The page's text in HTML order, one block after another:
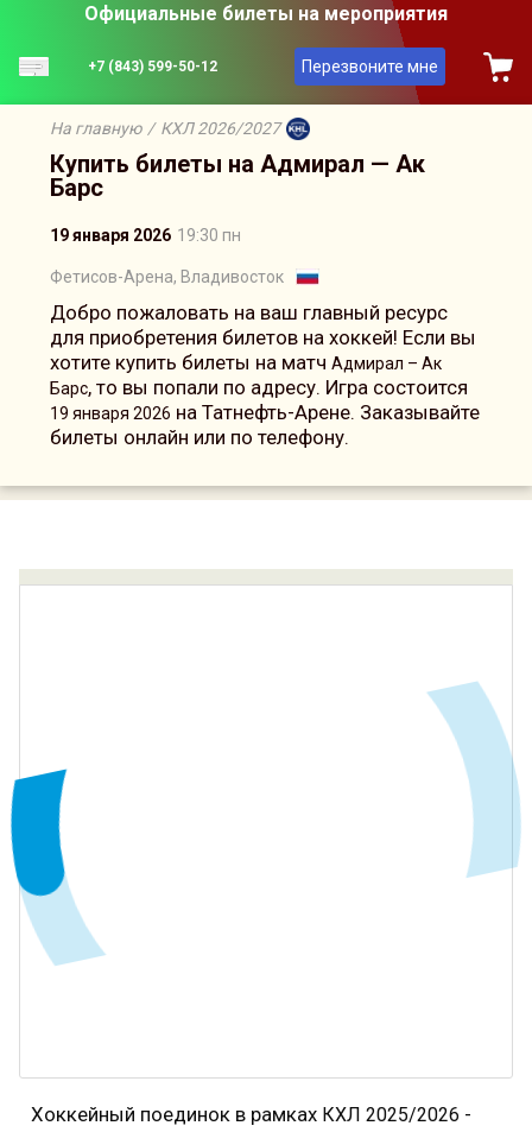
Официальные билеты на мероприятия
+7 (843) 599-50-12 Перезвоните мне
На главную / КХЛ 2026/2027
Купить билеты на Адмирал — Ак
Барс
19 января 2026 19:30 пн
Фетисов-Арена, Владивосток
Добро пожаловать на ваш главный ресурс
для приобретения билетов на хоккей! Если вы
хотите купить билеты на матч Адмирал – Ак
Барс, то вы попали по адресу. Игра состоится
19 января 2026 на Татнефть-Арене. Заказывайте
билеты онлайн или по телефону.
Хоккейный поединок в рамках КХЛ 2025/2026 -